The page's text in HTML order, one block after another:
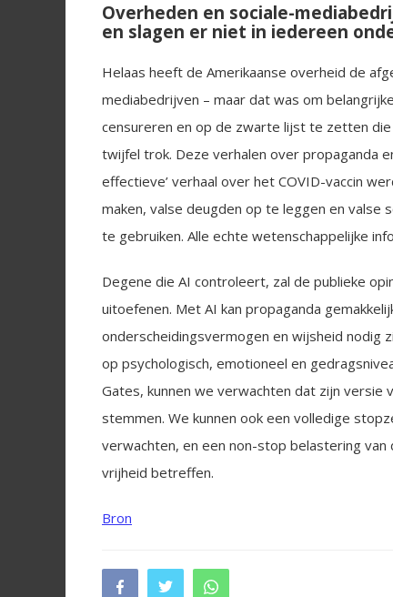
Overheden en sociale-
en slagen er niet in iedereen
Helaas heeft de Amerikaanse overheid de
mediabedrijven – maar dat was om
censureren en op de zwarte lijst te zetten
twijfel trok. Deze verhalen over propaganda
effectieve’ verhaal over het COVID-vaccin
maken, valse deugden op te leggen en valse
te gebruiken. Alle echte wetenschappelijke
Degene die AI controleert, zal de publieke
uitoefenen. Met AI kan propaganda
onderscheidingsvermogen en wijsheid nodig
op psychologisch, emotioneel en
Gates, kunnen we verwachten dat zijn versie
stemmen. We kunnen ook een volledige
verwachten, en een non-stop belastering
vrijheid betreffen.
Bron